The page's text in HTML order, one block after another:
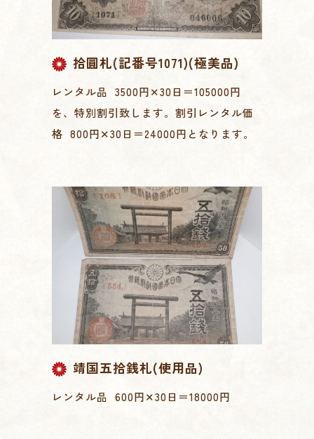
拾圓札(記番号1071)(極美品)
レンタル品 3500円✕30日＝105000円
を、特別割引致します。割引レンタル価
格 800円✕30日＝24000円となります。
靖国五拾銭札(使用品)
レンタル品 600円✕30日＝18000円